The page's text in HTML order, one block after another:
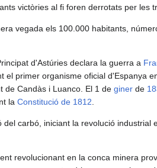
victòries al fi foren derrotats per les
vegada els 100.000 habitants,
d'Astúries declara la guerra a
el primer organisme oficial d'Espanya
de Candàs i Luanco. El 1 de giner de
la Constitució de 1812.
del carbó, iniciant la revolució industrial
revolucionant en la conca minera